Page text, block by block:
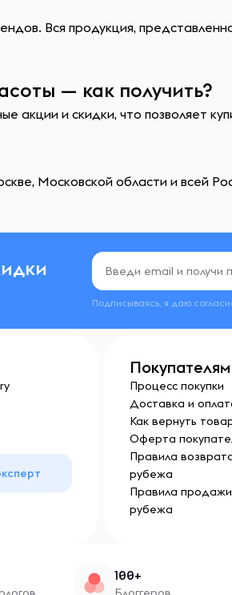
Вся продукция,
— как получить?
акции и скидки, что позволяет
Московской области и всей
Подписываясь, я даю
Покупателям
Процесс покупки
Доставка и
Как вернуть
Оферта
Правила
рубежа
Правила
рубежа
100+